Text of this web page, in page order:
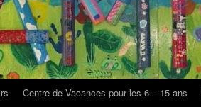
Centre de Vacances pour les 6 – 15 ans